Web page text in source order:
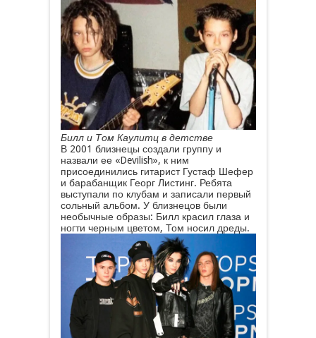
Билл и Том Каулитц в детстве
В 2001 близнецы создали группу и
назвали ее «Devilish», к ним
присоединились гитарист Густаф Шефер
и барабанщик Георг Листинг. Ребята
выступали по клубам и записали первый
сольный альбом. У близнецов были
необычные образы: Билл красил глаза и
ногти черным цветом, Том носил дреды.